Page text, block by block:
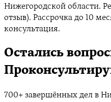
Нижегородской области.
отзыв). Рассрочка до 10
консультация.
Остались
700+ завершённых дел в